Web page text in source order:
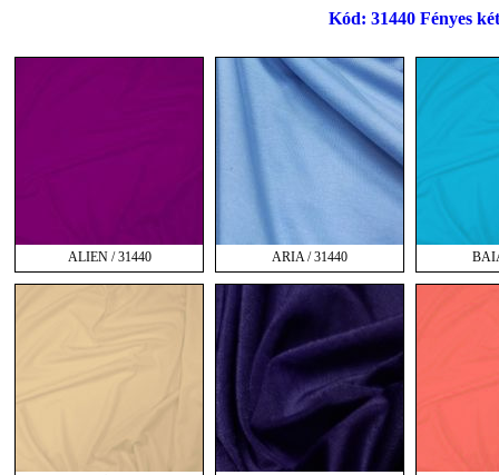
Kód: 31440 Fényes
ALIEN / 31440 ARIA / 31440